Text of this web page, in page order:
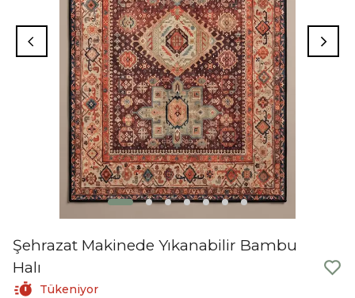
Şehrazat Makinede Yıkanabilir Bambu
Halı
Tükeniyor